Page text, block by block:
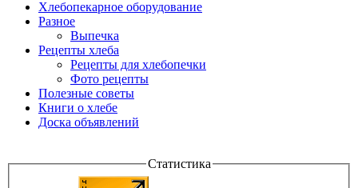
Хлебопекарное оборудование
Разное
Выпечка
Рецепты хлеба
Рецепты для хлебопечки
Фото рецепты
Полезные советы
Книги о хлебе
Доска объявлений
Статистика